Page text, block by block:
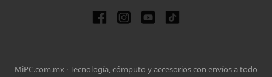
MiPC.com.mx · Tecnología, cómputo y accesorios con envíos a todo